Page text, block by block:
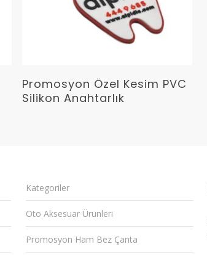
Devamını Oku
Promosyon Özel Kesim PVC
Silikon Anahtarlık
Kategoriler
Oto Aksesuar Ürünleri
Promosyon Ham Bez Çanta